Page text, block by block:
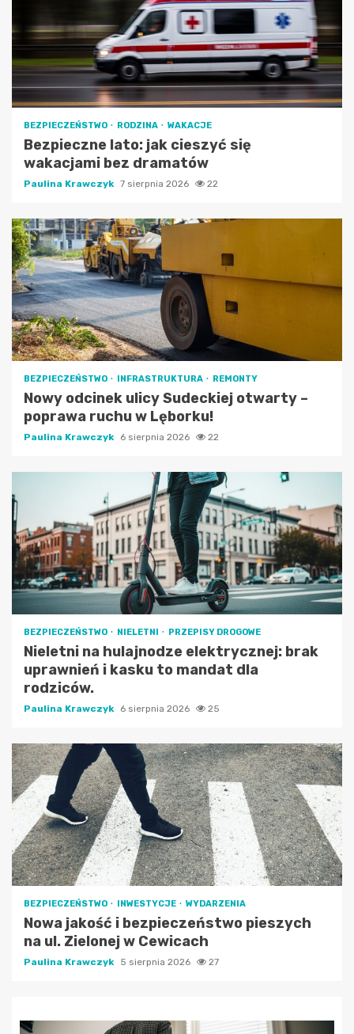
BEZPIECZEŃSTWO RODZINA WAKACJE
Bezpieczne lato: jak cieszyć się
wakacjami bez dramatów
Paulina Krawczyk 7 sierpnia 2026 22
BEZPIECZEŃSTWO INFRASTRUKTURA REMONTY
Nowy odcinek ulicy Sudeckiej otwarty –
poprawa ruchu w Lęborku!
Paulina Krawczyk 6 sierpnia 2026 22
BEZPIECZEŃSTWO NIELETNI PRZEPISY DROGOWE
Nieletni na hulajnodze elektrycznej: brak
uprawnień i kasku to mandat dla
rodziców.
Paulina Krawczyk 6 sierpnia 2026 25
BEZPIECZEŃSTWO INWESTYCJE WYDARZENIA
Nowa jakość i bezpieczeństwo pieszych
na ul. Zielonej w Cewicach
Paulina Krawczyk 5 sierpnia 2026 27